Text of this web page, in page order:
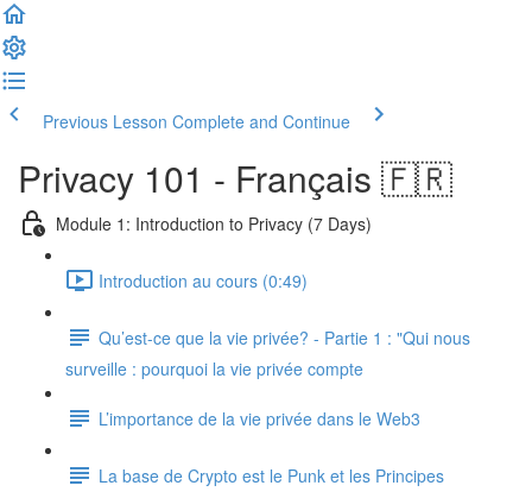
Previous Lesson Complete and Continue
Privacy 101 - Français 🇫🇷
Module 1: Introduction to Privacy (7 Days)
Introduction au cours (0:49)
Qu’est-ce que la vie privée? - Partie 1 : "Qui nous
surveille : pourquoi la vie privée compte
L’importance de la vie privée dans le Web3
La base de Crypto est le Punk et les Principes